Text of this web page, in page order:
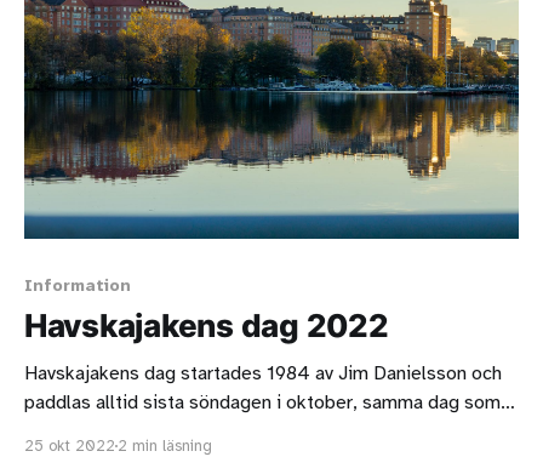
Information
Havskajakens dag 2022
Havskajakens dag startades 1984 av Jim Danielsson och
paddlas alltid sista söndagen i oktober, samma dag som
ensampaddlare en gång om året träffas för att utbyta
25 okt 2022 2 min läsning